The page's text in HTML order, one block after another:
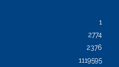
1
2774
2376
1119595